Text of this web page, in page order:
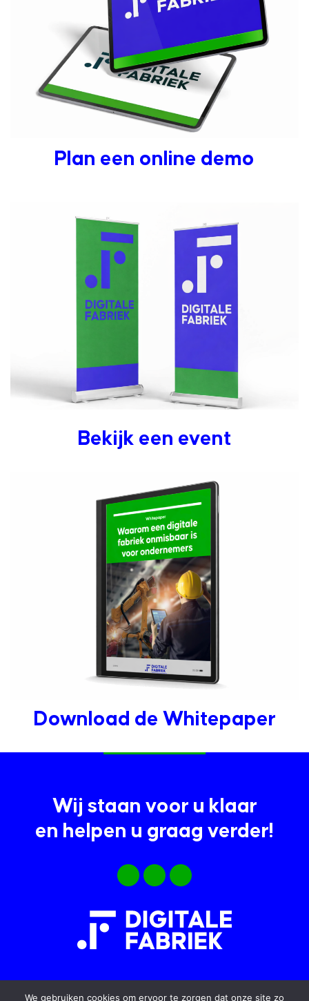
Plan een online demo
Bekijk een event
Download de Whitepaper
Wij staan voor u klaar
en helpen u graag verder!
We gebruiken cookies om ervoor te zorgen dat onze site zo